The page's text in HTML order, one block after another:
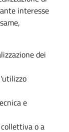
interesse
dei
e
o a